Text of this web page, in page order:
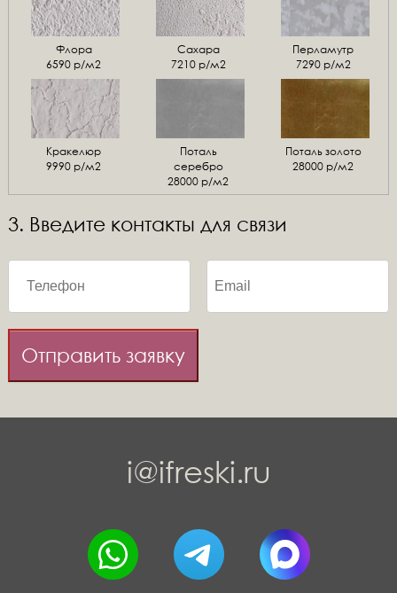
Флора
6590 р/м2
Сахара
7210 р/м2
Перламутр
7290 р/м2
Кракелюр
9990 р/м2
Поталь
серебро
28000 р/м2
Поталь золото
28000 р/м2
3. Введите контакты для связи
Отправить заявку
i@ifreski.ru